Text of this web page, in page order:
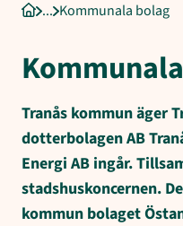
StartsidaKommunala bolag
Tranås kommun äger
dotterbolagen AB
Energi AB ingår.
stadshuskoncernen.
kommun bolaget